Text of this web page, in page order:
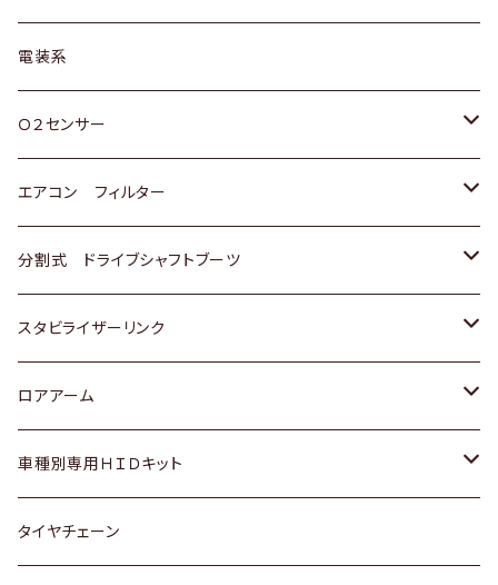
日野
三菱
スバル
マツダ
三菱
スバル
日産
ダイハツ
マツダ
三菱
スバル
スズキ
ダイハツ
三菱
スバル
トヨタ
ホンダ
スズキ
日産
いすゞ
ダイハツ
マツダ
三菱
電装系
Ｏ２センサー
トヨタ
ホンダ
スズキ
日産
ダイハツ
マツダ
エアコン フィルター
トヨタ
ホンダ
スズキ
日産
いすゞ
分割式 ドライブシャフトブーツ
トヨタ
ホンダ
スズキ
日産
スタビライザーリンク
トヨタ
ホンダ
スズキ
ロアアーム
ホンダ
スズキ
車種別専用ＨＩＤキット
トヨタ
タイヤチェーン